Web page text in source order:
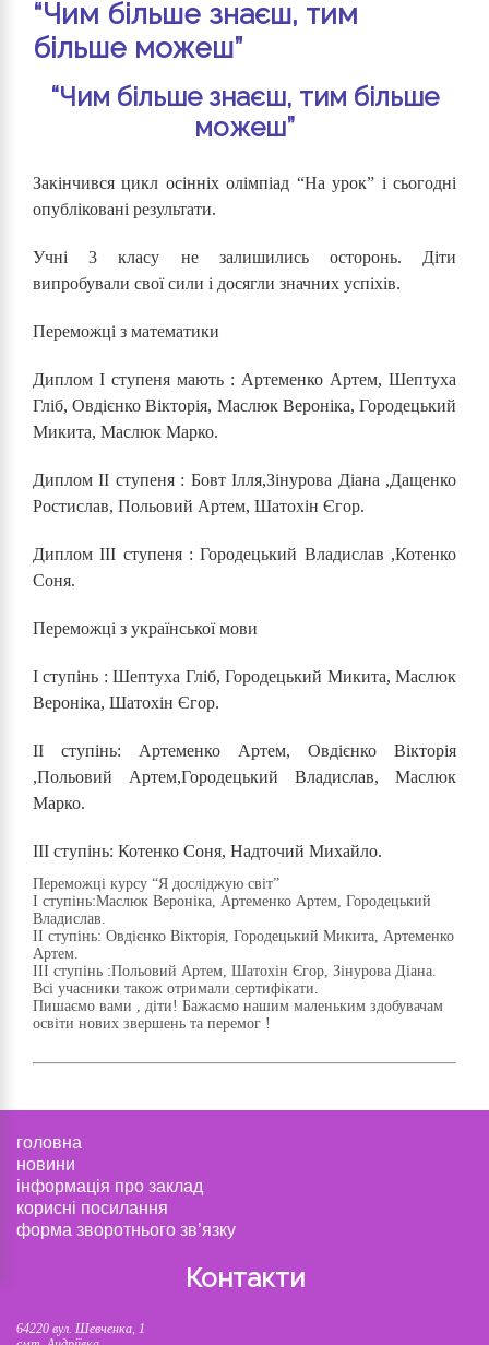
“Чим більше знаєш, тим
більше можеш”
“Чим більше знаєш, тим більше
можеш”
Закінчився цикл осінніх олімпіад “На урок” і сьогодні
опубліковані результати.
Учні 3 класу не залишились осторонь. Діти
випробували свої сили і досягли значних успіхів.
Переможці з математики
Диплом І ступеня мають : Артеменко Артем, Шептуха
Гліб, Овдієнко Вікторія, Маслюк Вероніка, Городецький
Микита, Маслюк Марко.
Диплом ІІ ступеня : Бовт Ілля,Зінурова Діана ,Дащенко
Ростислав, Польовий Артем, Шатохін Єгор.
Диплом ІІІ ступеня : Городецький Владислав ,Котенко
Соня.
Переможці з української мови
І ступінь : Шептуха Гліб, Городецький Микита, Маслюк
Вероніка, Шатохін Єгор.
ІІ ступінь: Артеменко Артем, Овдієнко Вікторія
,Польовий Артем,Городецький Владислав, Маслюк
Марко.
ІІІ ступінь: Котенко Соня, Надточий Михайло.
Переможці курсу “Я досліджую світ”
І ступінь:Маслюк Вероніка, Артеменко Артем, Городецький
Владислав.
ІІ ступінь: Овдієнко Вікторія, Городецький Микита, Артеменко
Артем.
ІІІ ступінь :Польовий Артем, Шатохін Єгор, Зінурова Діана.
Всі учасники також отримали сертифікати.
Пишаємо вами , діти! Бажаємо нашим маленьким здобувачам
освіти нових звершень та перемог !
головна
новини
інформація про заклад
корисні посилання
форма зворотнього зв’язку
Контакти
64220 вул. Шевченка, 1